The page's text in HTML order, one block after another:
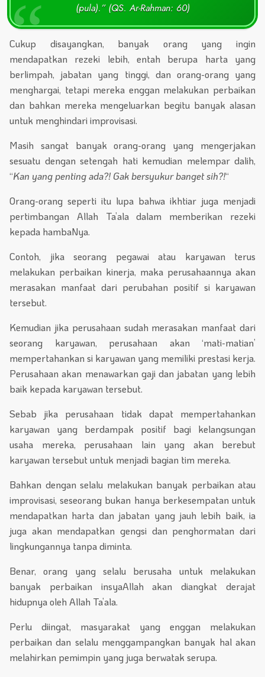
(pula).” (QS. Ar-Rahman: 60)
Cukup disayangkan, banyak orang yang ingin
mendapatkan rezeki lebih, entah berupa harta yang
berlimpah, jabatan yang tinggi, dan orang-orang yang
menghargai, tetapi mereka enggan melakukan perbaikan
dan bahkan mereka mengeluarkan begitu banyak alasan
untuk menghindari improvisasi.
Masih sangat banyak orang-orang yang mengerjakan
sesuatu dengan setengah hati kemudian melempar dalih,
“Kan yang penting ada?! Gak bersyukur banget sih?!“
Orang-orang seperti itu lupa bahwa ikhtiar juga menjadi
pertimbangan Allah Ta’ala dalam memberikan rezeki
kepada hambaNya.
Contoh, jika seorang pegawai atau karyawan terus
melakukan perbaikan kinerja, maka perusahaannya akan
merasakan manfaat dari perubahan positif si karyawan
tersebut.
Kemudian jika perusahaan sudah merasakan manfaat dari
seorang karyawan, perusahaan akan ‘mati-matian’
mempertahankan si karyawan yang memiliki prestasi kerja.
Perusahaan akan menawarkan gaji dan jabatan yang lebih
baik kepada karyawan tersebut.
Sebab jika perusahaan tidak dapat mempertahankan
karyawan yang berdampak positif bagi kelangsungan
usaha mereka, perusahaan lain yang akan berebut
karyawan tersebut untuk menjadi bagian tim mereka.
Bahkan dengan selalu melakukan banyak perbaikan atau
improvisasi, seseorang bukan hanya berkesempatan untuk
mendapatkan harta dan jabatan yang jauh lebih baik, ia
juga akan mendapatkan gengsi dan penghormatan dari
lingkungannya tanpa diminta.
Benar, orang yang selalu berusaha untuk melakukan
banyak perbaikan insyaAllah akan diangkat derajat
hidupnya oleh Allah Ta’ala.
Perlu diingat, masyarakat yang enggan melakukan
perbaikan dan selalu menggampangkan banyak hal akan
melahirkan pemimpin yang juga berwatak serupa.